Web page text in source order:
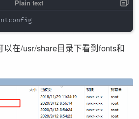
在/usr/share目录下看到fonts和